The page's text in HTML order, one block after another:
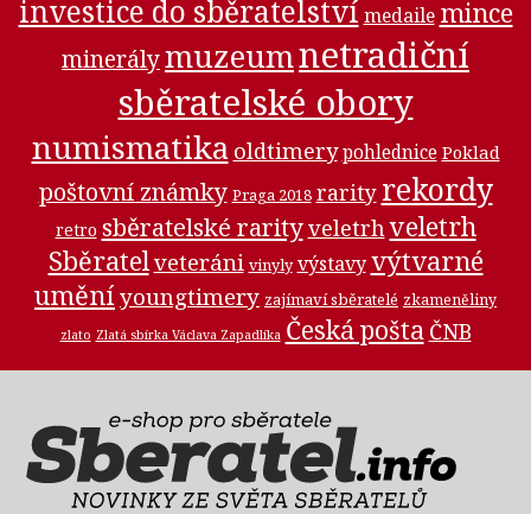
investice do sběratelství medaile mince
minerálymuzeumnetradiční
sběratelské obory
numismatika oldtimery pohlednice Poklad
poštovní známky Praga 2018 rarity rekordy
retro sběratelské rarityveletrhveletrh
Sběratelveteráni vinyly výstavy výtvarné
uměníyoungtimery zajímaví sběratelé zkameněliny
zlato Zlatá sbírka Václava Zapadlíka Česká pošta ČNB